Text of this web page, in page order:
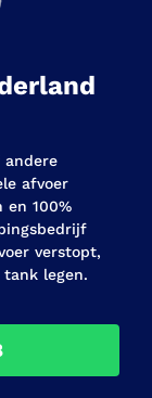
afvoer
100%
verstopt,
legen.